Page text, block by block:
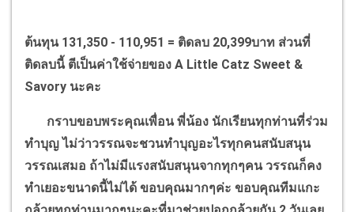
ต้นทุน 131,350 - 110,951 = ติดลบ 20,399บาท ส่วนที่
ติดลบนี้ ตีเป็นค่าใช้จ่ายของ A Little Catz Sweet &
Savory นะคะ
กราบขอบพระคุณเพื่อน พี่น้อง นักเรียนทุกท่านที่ร่วม
ทำบุญ ไม่ว่าวรรณจะชวนทำบุญอะไรทุกคนสนับสนุน
วรรณเสมอ ถ้าไม่มีแรงสนับสนุนจากทุกๆคน วรรณก็คง
ทำเยอะขนาดนี้ไม่ได้ ขอบคุณมากๆค่ะ ขอบคุณทีมแกะ